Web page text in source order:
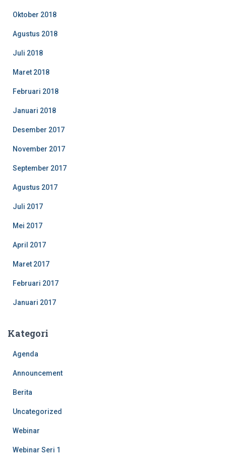
Oktober 2018
Agustus 2018
Juli 2018
Maret 2018
Februari 2018
Januari 2018
Desember 2017
November 2017
September 2017
Agustus 2017
Juli 2017
Mei 2017
April 2017
Maret 2017
Februari 2017
Januari 2017
Kategori
Agenda
Announcement
Berita
Uncategorized
Webinar
Webinar Seri 1